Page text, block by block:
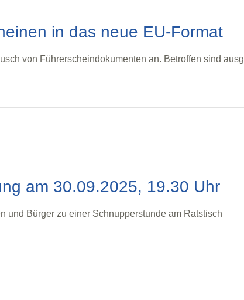
in das neue EU-Format
von Führerscheindokumenten an. Betroffen sind
am 30.09.2025, 19.30 Uhr
und Bürger zu einer Schnupperstunde am Ratstisch